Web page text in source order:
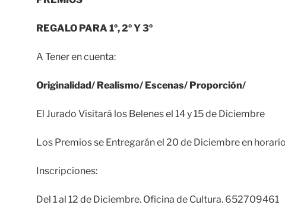
REGALO PARA 1º, 2º Y 3º
A Tener en cuenta:
Originalidad/ Realismo/ Escenas/ Proporción/
El Jurado Visitará los Belenes el 14 y 15 de Diciembre
Los Premios se Entregarán el 20 de Diciembre en
Inscripciones:
Del 1 al 12 de Diciembre. Oficina de Cultura. 652709461